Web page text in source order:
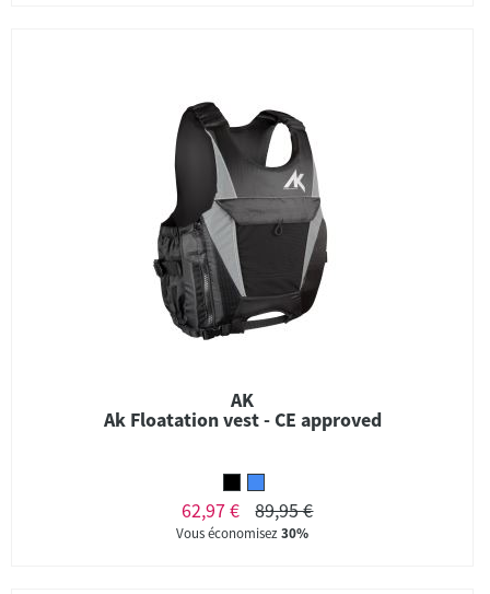
AK
Ak Floatation vest - CE approved
62,97 € 89,95 €
Vous économisez30%